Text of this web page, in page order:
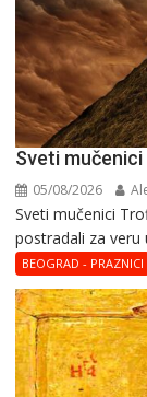
Sveti
05/08/2026
Sveti mučenici
postradali za veru
BEOGRAD - PRAZNICI